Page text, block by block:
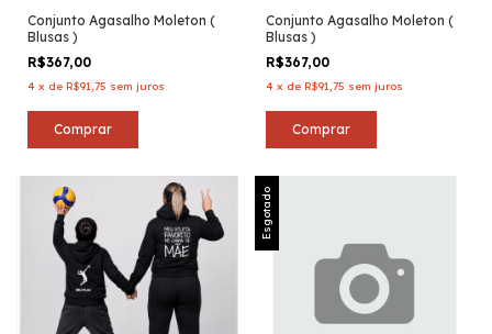
Conjunto Agasalho Moleton (
Blusas )
R$367,00
4 x de R$91,75 sem juros
Comprar
Conjunto Agasalho Moleton (
Blusas )
R$367,00
4 x de R$91,75 sem juros
Comprar
Esgotado